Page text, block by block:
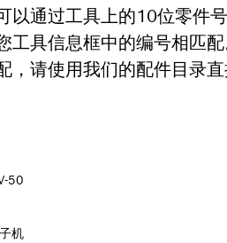
以通过工具上的10位零件
工具信息框中的编号相匹
，请使用我们的配件目录直
50
机